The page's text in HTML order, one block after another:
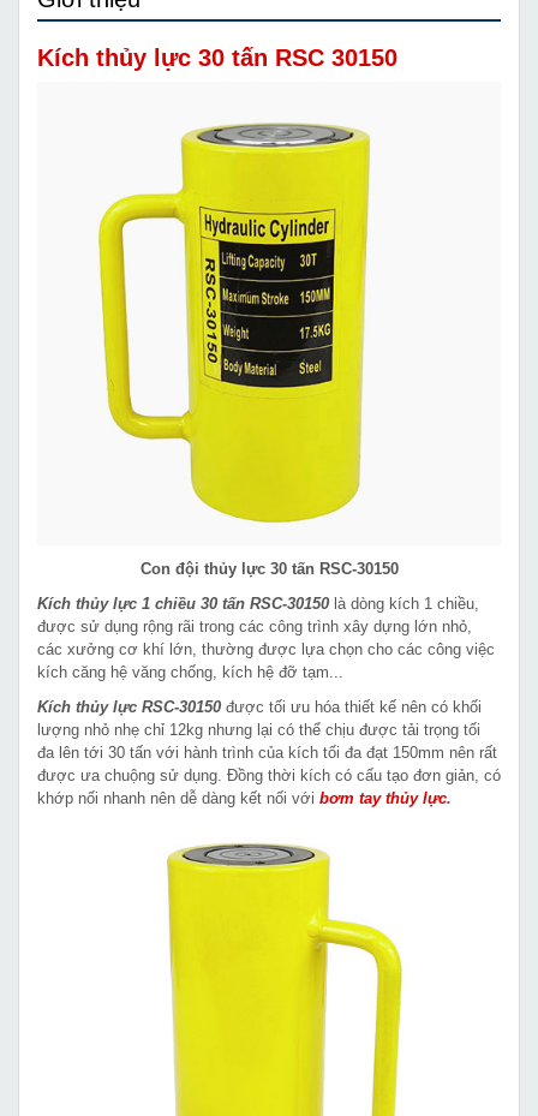
Kích thủy lực 30 tấn RSC 30150
Con đội thủy lực 30 tấn RSC-30150
Kích thủy lực 1 chiều 30 tấn RSC-30150 là dòng kích 1 chiều,
được sử dụng rộng rãi trong các công trình xây dựng lớn nhỏ,
các xưởng cơ khí lớn, thường được lựa chọn cho các công việc
kích căng hệ văng chống, kích hệ đỡ tạm...
Kích thủy lực RSC-30150 được tối ưu hóa thiết kế nên có khối
lượng nhỏ nhẹ chỉ 12kg nhưng lại có thể chịu được tải trọng tối
đa lên tới 30 tấn với hành trình của kích tối đa đạt 150mm nên rất
được ưa chuộng sử dụng. Đồng thời kích có cấu tạo đơn giản, có
khớp nối nhanh nên dễ dàng kết nối với bơm tay thủy lực.